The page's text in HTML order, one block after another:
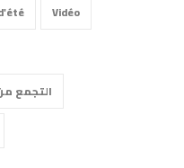
Vidéo
التجمع